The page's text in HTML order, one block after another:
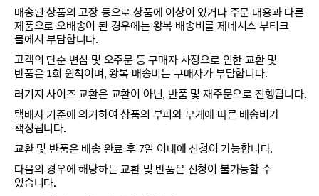
배송된 상품의 고장 등으로 상품에 이상이 있거나 주문 내용과 다른
제품으로 오배송이 된 경우에는 왕복 배송비를 제네시스 부티크
몰에서 부담합니다.
고객의 단순 변심 및 오주문 등 구매자 사정으로 인한 교환 및
반품은 1회 원칙이며, 왕복 배송비는 구매자가 부담합니다.
러기지 사이즈 교환은 교환이 아닌, 반품 및 재주문으로 진행됩니다.
택배사 기준에 의거하여 상품의 부피와 무게에 따른 배송비가
책정됩니다.
교환 및 반품은 배송 완료 후 7일 이내에 신청이 가능합니다.
다음의 경우에 해당하는 교환 및 반품은 신청이 불가능할 수
있습니다.